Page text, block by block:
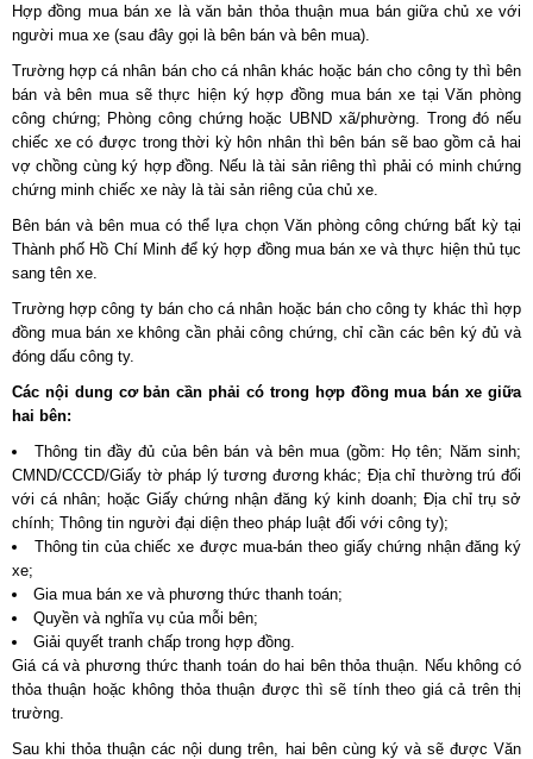
Hợp đồng mua bán xe là văn bản thỏa thuận mua bán giữa chủ xe với
người mua xe (sau đây gọi là bên bán và bên mua).
Trường hợp cá nhân bán cho cá nhân khác hoặc bán cho công ty thì bên
bán và bên mua sẽ thực hiện ký hợp đồng mua bán xe tại Văn phòng
công chứng; Phòng công chứng hoặc UBND xã/phường. Trong đó nếu
chiếc xe có được trong thời kỳ hôn nhân thì bên bán sẽ bao gồm cả hai
vợ chồng cùng ký hợp đồng. Nếu là tài sản riêng thì phải có minh chứng
chứng minh chiếc xe này là tài sản riêng của chủ xe.
Bên bán và bên mua có thể lựa chọn Văn phòng công chứng bất kỳ tại
Thành phố Hồ Chí Minh để ký hợp đồng mua bán xe và thực hiện thủ tục
sang tên xe.
Trường hợp công ty bán cho cá nhân hoặc bán cho công ty khác thì hợp
đồng mua bán xe không cần phải công chứng, chỉ cần các bên ký đủ và
đóng dấu công ty.
Các nội dung cơ bản cần phải có trong hợp đồng mua bán xe giữa
hai bên:
Thông tin đầy đủ của bên bán và bên mua (gồm: Họ tên; Năm sinh;
CMND/CCCD/Giấy tờ pháp lý tương đương khác; Địa chỉ thường trú đối
với cá nhân; hoặc Giấy chứng nhận đăng ký kinh doanh; Địa chỉ trụ sở
chính; Thông tin người đại diện theo pháp luật đối với công ty);
Thông tin của chiếc xe được mua-bán theo giấy chứng nhận đăng ký
xe;
Gia mua bán xe và phương thức thanh toán;
Quyền và nghĩa vụ của mỗi bên;
Giải quyết tranh chấp trong hợp đồng.
Giá cá và phương thức thanh toán do hai bên thỏa thuận. Nếu không có
thỏa thuận hoặc không thỏa thuận được thì sẽ tính theo giá cả trên thị
trường.
Sau khi thỏa thuận các nội dung trên, hai bên cùng ký và sẽ được Văn